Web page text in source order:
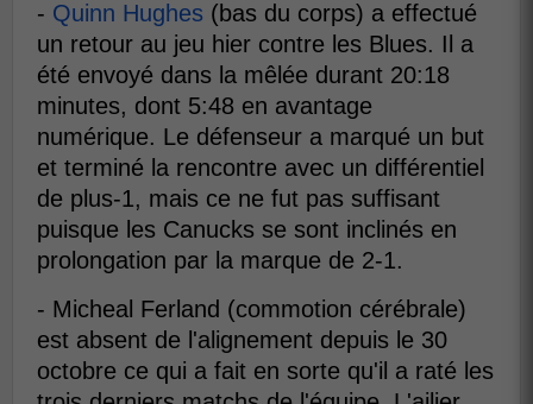
- Quinn Hughes (bas du corps) a effectué
un retour au jeu hier contre les Blues. Il a
été envoyé dans la mêlée durant 20:18
minutes, dont 5:48 en avantage
numérique. Le défenseur a marqué un but
et terminé la rencontre avec un différentiel
de plus-1, mais ce ne fut pas suffisant
puisque les Canucks se sont inclinés en
prolongation par la marque de 2-1.
- Micheal Ferland (commotion cérébrale)
est absent de l'alignement depuis le 30
octobre ce qui a fait en sorte qu'il a raté les